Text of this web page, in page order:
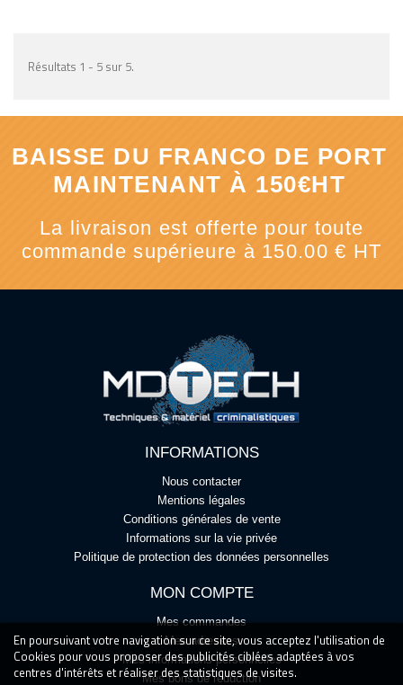
En poursuivant votre navigation sur ce site, vous acceptez l'utilisation de
Cookies pour vous proposer des publicités ciblées adaptées à vos
centres d'intérêts et réaliser des statistiques de visites.
Résultats 1 - 5 sur 5.
BAISSE DU FRANCO DE PORT
MAINTENANT À 150€HT
La livraison est offerte pour toute
commande supérieure à 150.00 € HT
INFORMATIONS
Nous contacter
Mentions légales
Conditions générales de vente
Informations sur la vie privée
Politique de protection des données personnelles
MON COMPTE
Mes commandes
Mes adresses
Mes informations personnelles
Mes bons de réduction